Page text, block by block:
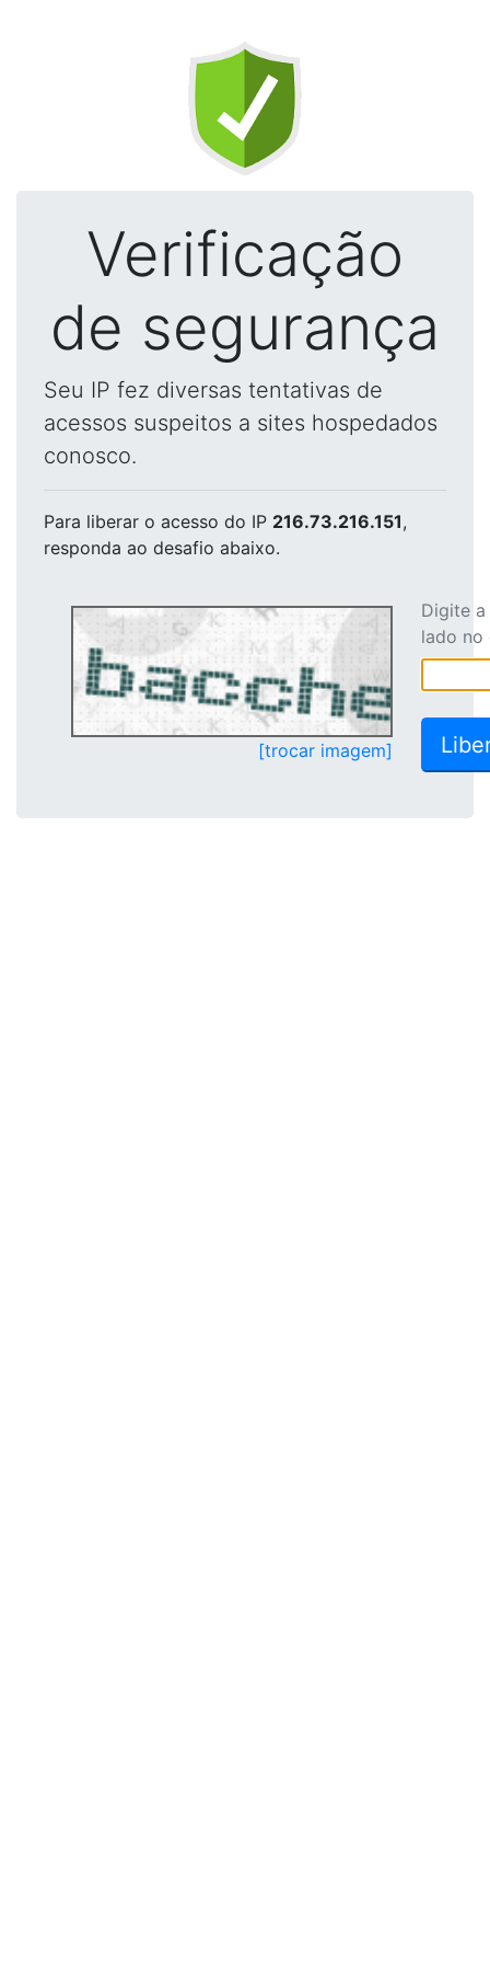
Verificação
de segurança
Seu IP fez diversas tentativas de
acessos suspeitos a sites hospedados
conosco.
Para liberar o acesso do IP 216.73.216.151,
responda ao desafio abaixo.
[trocar imagem]
Digite
lado no